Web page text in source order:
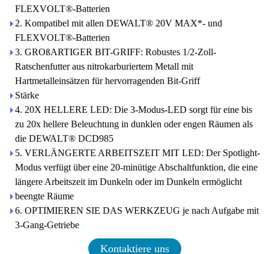
FLEXVOLT®-Batterien
2. Kompatibel mit allen DEWALT® 20V MAX*- und
FLEXVOLT®-Batterien
3. GROßARTIGER BIT-GRIFF: Robustes 1/2-Zoll-
Ratschenfutter aus nitrokarburiertem Metall mit
Hartmetalleinsätzen für hervorragenden Bit-Griff
Stärke
4. 20X HELLERE LED: Die 3-Modus-LED sorgt für eine bis
zu 20x hellere Beleuchtung in dunklen oder engen Räumen als
die DEWALT® DCD985
5. VERLÄNGERTE ARBEITSZEIT MIT LED: Der Spotlight-
Modus verfügt über eine 20-minütige Abschaltfunktion, die eine
längere Arbeitszeit im Dunkeln oder im Dunkeln ermöglicht
beengte Räume
6. OPTIMIEREN SIE DAS WERKZEUG je nach Aufgabe mit
3-Gang-Getriebe
Kontaktiere uns